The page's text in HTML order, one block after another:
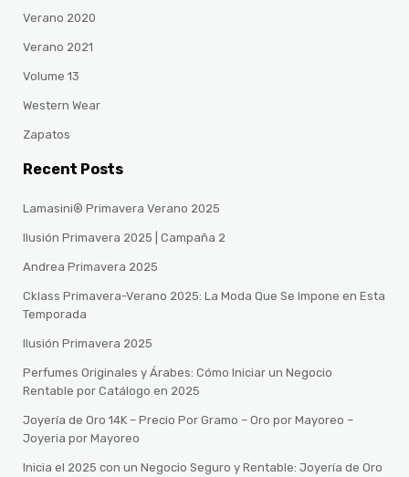
Verano 2020
Verano 2021
Volume 13
Western Wear
Zapatos
Recent Posts
Lamasini® Primavera Verano 2025
Ilusión Primavera 2025 | Campaña 2
Andrea Primavera 2025
Cklass Primavera-Verano 2025: La Moda Que Se Impone en Esta
Temporada
Ilusión Primavera 2025
Perfumes Originales y Árabes: Cómo Iniciar un Negocio
Rentable por Catálogo en 2025
Joyería de Oro 14K – Precio Por Gramo – Oro por Mayoreo –
Joyeria por Mayoreo
Inicia el 2025 con un Negocio Seguro y Rentable: Joyería de Oro